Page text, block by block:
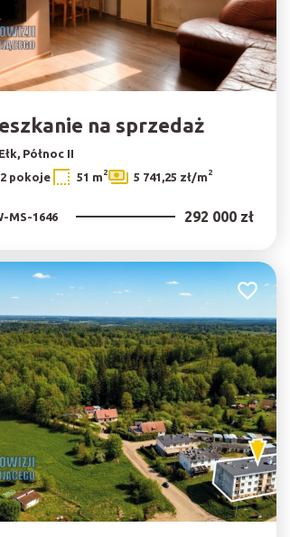
na sprzedaż
Ełk, Północ II
2 pokoje
51 m2 5 741,25 zł/m2
MS-1646 292 000 zł
Dodaj